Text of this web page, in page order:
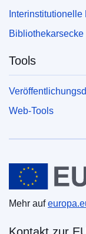
Bibliothekarsecke
Tools
Web-Tools
Europäische
Mehr auf